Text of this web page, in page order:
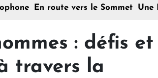
En route vers le Sommet Une
: défis et
travers la